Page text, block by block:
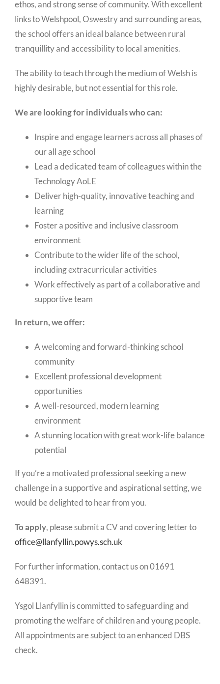
ethos, and strong sense of community. With excellent
links to Welshpool, Oswestry and surrounding areas,
the school offers an ideal balance between rural
tranquillity and accessibility to local amenities.
The ability to teach through the medium of Welsh is
highly desirable, but not essential for this role.
We are looking for individuals who can:
Inspire and engage learners across all phases of
our all age school
Lead a dedicated team of colleagues within the
Technology AoLE
Deliver high-quality, innovative teaching and
learning
Foster a positive and inclusive classroom
environment
Contribute to the wider life of the school,
including extracurricular activities
Work effectively as part of a collaborative and
supportive team
In return, we offer:
A welcoming and forward-thinking school
community
Excellent professional development
opportunities
A well-resourced, modern learning
environment
A stunning location with great work-life balance
potential
If you’re a motivated professional seeking a new
challenge in a supportive and aspirational setting, we
would be delighted to hear from you.
To apply, please submit a CV and covering letter to
office@llanfyllin.powys.sch.uk
For further information, contact us on 01691
648391.
Ysgol Llanfyllin is committed to safeguarding and
promoting the welfare of children and young people.
All appointments are subject to an enhanced DBS
check.